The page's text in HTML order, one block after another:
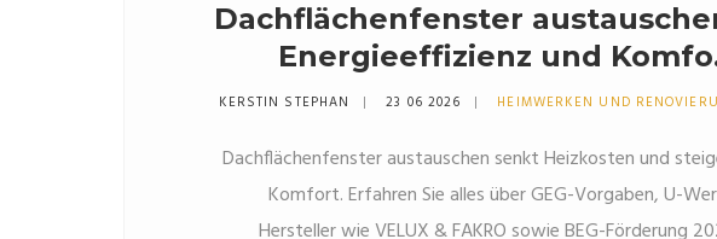
Dachflächenfenster
Energieeffizienz und
KERSTIN STEPHAN 23 06 2026 HEIMWERKEN UND
Dachflächenfenster austauschen senkt Heizkosten und
Komfort. Erfahren Sie alles über GEG-Vorgaben, U-
Hersteller wie VELUX & FAKRO sowie BEG-Förderung